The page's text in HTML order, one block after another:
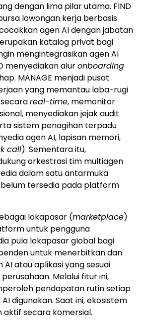
dengan lima pilar utama. FIND
lowongan kerja berbasis
agen AI dengan jabatan
katalog privat bagi
mengintegrasikan agen AI
menyediakan aluronboarding
MANAGE menjadi pusat
yang memantau laba-rugi
real-time, memonitor
menyediakan jejak audit
sistem penagihan terpadu
agen AI, lapisan memori,
call). Sementara itu,
orkestrasi tim multiagen
dalam satu antarmuka
tersedia pada platform
lokapasar (marketplace)
untuk pengguna
pula lokapasar global bagi
untuk menerbitkan dan
atau aplikasi yang sesuai
Melalui fitur ini,
pendapatan rutin setiap
digunakan. Saat ini, ekosistem
secara komersial.